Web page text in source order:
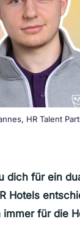
HR Talent
dich für ein
Hotels
für die